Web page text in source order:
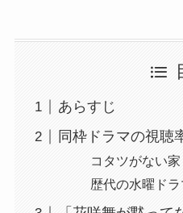
あらすじ
同枠ドラマの視聴
コタツがない家
歴代の水曜ドラ